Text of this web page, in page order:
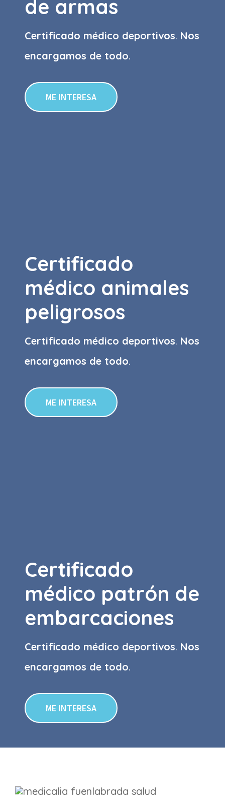
de armas
Certificado médico deportivos. Nos
encargamos de todo.
ME INTERESA
Certificado
médico animales
peligrosos
Certificado médico deportivos. Nos
encargamos de todo.
ME INTERESA
Certificado
médico patrón de
embarcaciones
Certificado médico deportivos. Nos
encargamos de todo.
ME INTERESA